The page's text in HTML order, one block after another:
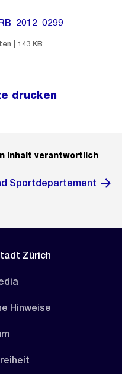
| 143 KB
drucken
Inhalt verantwortlich
Sportdepartement
Zürich
Hinweise